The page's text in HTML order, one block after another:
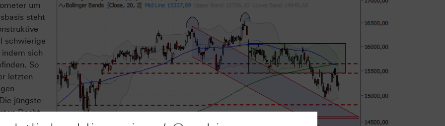
um
steht
schwierige
sich
So
letzten
jüngste
Docht,